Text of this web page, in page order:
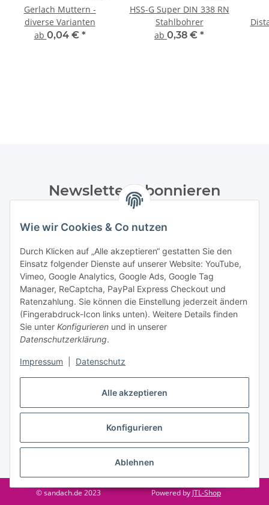
Alle akzeptieren
Konfigurieren
Ablehnen
Wie wir Cookies & Co nutzen
Durch Klicken auf „Alle akzeptieren“ gestatten Sie den
Einsatz folgender Dienste auf unserer Website: YouTube,
Vimeo, Google Analytics, Google Ads, Google Tag
Manager, ReCaptcha, PayPal Express Checkout und
Ratenzahlung. Sie können die Einstellung jederzeit ändern
(Fingerabdruck-Icon links unten). Weitere Details finden
Sie unter Konfigurieren und in unserer
Datenschutzerklärung.
Impressum Datenschutz
Gerlach Muttern -
diverse Varianten
ab 0,04 € *
HSS-G Super DIN 338 RN
Stahlbohrer
ab 0,38 € *
Newsletter Abonnieren
Datenschutzerklärungregelmäßig und jederzeit widerruflich
Abonnieren
Informationen
Gesetzliche Informationen
Vertrag widerrufen
* Alle Preise inkl. gesetzlicher USt., zzgl.Versand
© sandach.de 2023 Powered byJTL-Shop